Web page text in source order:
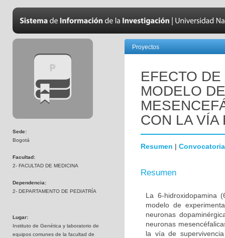
Sede:
Bogotá
Facultad:
2- FACULTAD DE MEDICINA
Dependencia:
2- DEPARTAMENTO DE PEDIATRÍA
Lugar:
Instituto de Genética y laboratorio de
equipos comunes de la facultad de
Proyectos
EFECTO
MODELO
CON LA VÍA
Resumen | Convocatoria
Resumen
La 6-hidroxidopamina
modelo de
neuronas
neuronas
la vía de